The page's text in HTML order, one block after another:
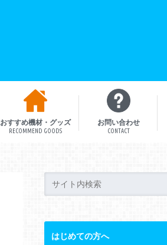
おすすめ機材・グッズ
RECOMMEND GOODS
お問い合わせ
CONTACT
はじめての方へ